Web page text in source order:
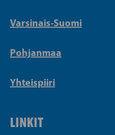
Varsinais-Suomi
Pohjanmaa
Yhteispiiri
LINKIT